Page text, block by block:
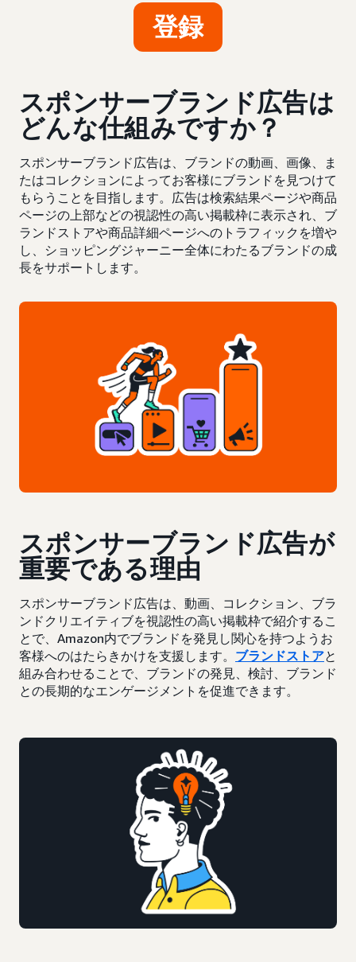
登録
スポンサーブランド広告は
どんな仕組みですか？
スポンサーブランド広告は、ブランドの動画、画像、ま
たはコレクションによってお客様にブランドを見つけて
もらうことを目指します。広告は検索結果ページや商品
ページの上部などの視認性の高い掲載枠に表示され、ブ
ランドストアや商品詳細ページへのトラフィックを増や
し、ショッピングジャーニー全体にわたるブランドの成
長をサポートします。
スポンサーブランド広告が
重要である理由
スポンサーブランド広告は、動画、コレクション、ブラ
ンドクリエイティブを視認性の高い掲載枠で紹介するこ
とで、Amazon内でブランドを発見し関心を持つようお
客様へのはたらきかけを支援します。 ブランドストアと
組み合わせることで、ブランドの発見、検討、ブランド
との長期的なエンゲージメントを促進できます。